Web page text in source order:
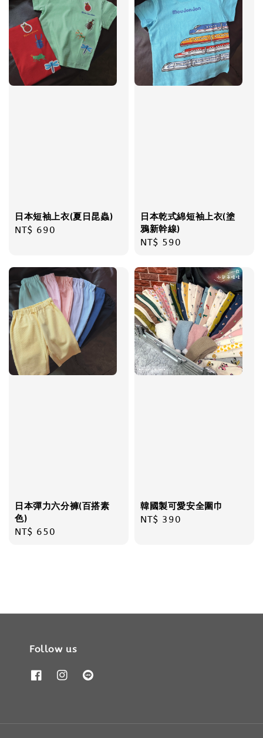
日本短袖上衣(夏日昆蟲)
Regular
NT$ 690
日本乾式綿短袖上衣(塗
鴉新幹線)
Regular
NT$ 590
日本彈力六分褲(百搭素
色)
Regular
NT$ 650
韓國製可愛安全圍巾
Regular
NT$ 390
Follow us